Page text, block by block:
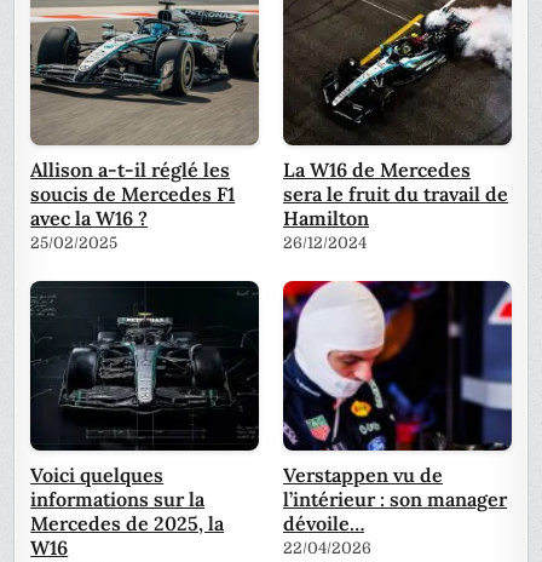
Allison a-t-il réglé les
soucis de Mercedes F1
avec la W16 ?
25/02/2025
La W16 de Mercedes
sera le fruit du travail de
Hamilton
26/12/2024
Voici quelques
informations sur la
Mercedes de 2025, la
W16
Verstappen vu de
l’intérieur : son manager
dévoile…
22/04/2026